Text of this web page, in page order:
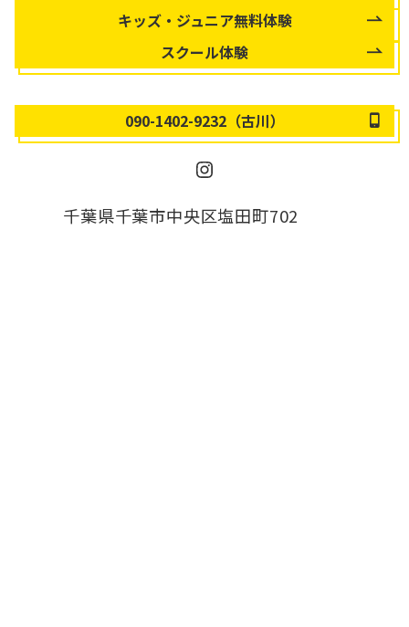
キッズ・ジュニア無料体験
スクール体験
090-1402-9232（古川）
Instagram
千葉県千葉市中央区塩田町702